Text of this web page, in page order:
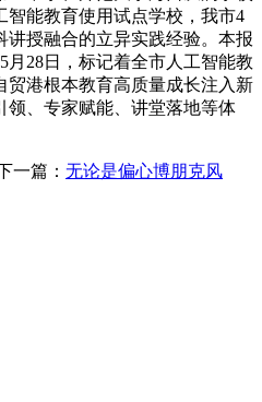
智能教育使用试点学校，我市4
授融合的立异实践经验。本报
月28日，标记着全市人工智能教
贸港根本教育高质量成长注入新
领、专家赋能、讲堂落地等体
一篇： 无论是偏心博朋克风